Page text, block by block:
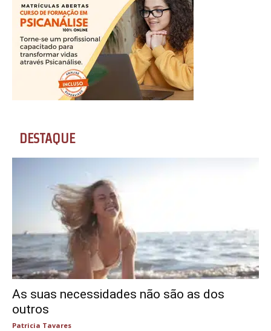
DESTAQUE
As suas necessidades não são as dos
outros
Patricia Tavares